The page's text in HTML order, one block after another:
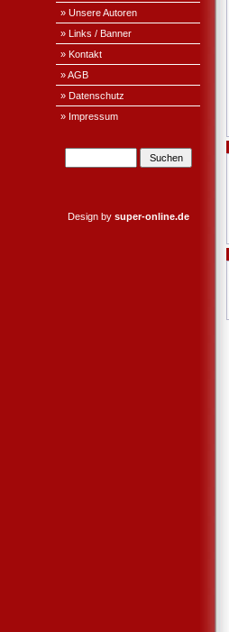
» Unsere Autoren
» Links / Banner
» Kontakt
» AGB
» Datenschutz
» Impressum
Design by super-online.de